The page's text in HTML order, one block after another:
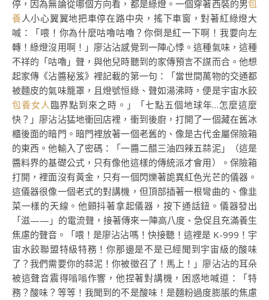
停，因為無論從哪個方向看，都是綠燈。一個穿著西裝的男包
養人小心翼翼地把車停在路中央，搖下車窗，對著紅綠燈大
喊：「喂！你為什麼咕嚕咕嚕？你倒是紅一下啊！我要向左
轉！綠燈沒用啊！」廖沾沾感覺到一陣心悸。這種氣味，這種
不祥的「咕嚕」聲，與他兒時聽到的家傳預言不謀而合。他想
起家傳《沾醬秘笈》裡記載的第一句：「當世間萬物的交通都
被麵皮的氣味籠罩，且燈號恒綠、聲如湯沸時，便是宇宙水餃
包養女人臨界點到來之時。」「七點五個地球年…怎麼這麼
快？」廖沾沾猛地衝回店裡，衝到後廚，打開了一個藏在舊冰
櫃後面的暗門。暗門裡放著一個老舊的、像是古代金屬保險箱
的東西。他輸入了密碼：「一醬二醋三油四辣五蒜泥」（這是
醬料界的基礎公式，只有像他這樣的傳統派才會用）。保險箱
打開，裡面沒有黃金，只有一個閃爍著詭異紅色光芒的儀器。
這儀器很像一個老式的對講機，但頂部插著一根彎曲的、像韭
菜一樣的天線。他顫抖著拿起儀器，按下通話鈕。儀器發出
「滋——」的電流聲，接著傳來一陣高八度、急促且充滿養生
焦慮的聲音。「喂！是廖沾沾嗎！快接聽！這裡是 K-999！宇
宙水餃聯盟特級特務！你那邊是不是已經聞到宇宙級的酸味
了？我們需要你的蒜泥！你被徵召了！馬上！」廖沾沾的耳朵
被這聲音震得嗡嗡作響，他捏著對講機，困惑地喊道：「特
務？酸味？等等！我聞到的不是酸味！是麵粉過度膨脹的焦慮